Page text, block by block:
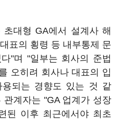
대형 GA에서 설계사 해
표의 횡령 등 내부통제 문
"며 "일부는 회사의 준법
오히려 회사나 대표의 입
되는 경향도 있는 것 같
계자는 "GA 업계가 성장
된 이후 최근에서야 최초